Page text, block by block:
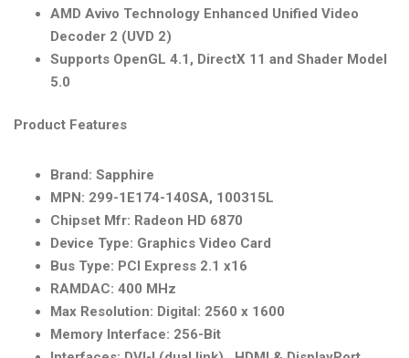
AMD Avivo Technology Enhanced Unified Video
Decoder 2 (UVD 2)
Supports OpenGL 4.1, DirectX 11 and Shader Model
5.0
Product Features
Brand: Sapphire
MPN: 299-1E174-140SA, 100315L
Chipset Mfr: Radeon HD 6870
Device Type: Graphics Video Card
Bus Type: PCI Express 2.1 x16
RAMDAC: 400 MHz
Max Resolution: Digital: 2560 x 1600
Memory Interface: 256-Bit